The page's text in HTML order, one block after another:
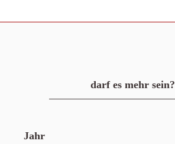
darf es mehr sein?
Jahr